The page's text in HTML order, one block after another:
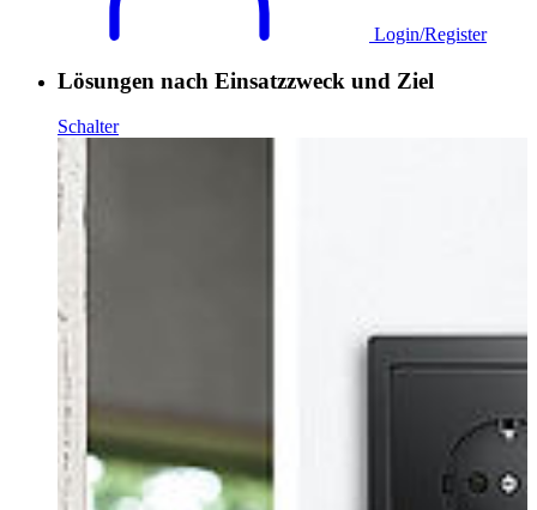
Login/Register
Lösungen nach Einsatzzweck und Ziel
Schalter